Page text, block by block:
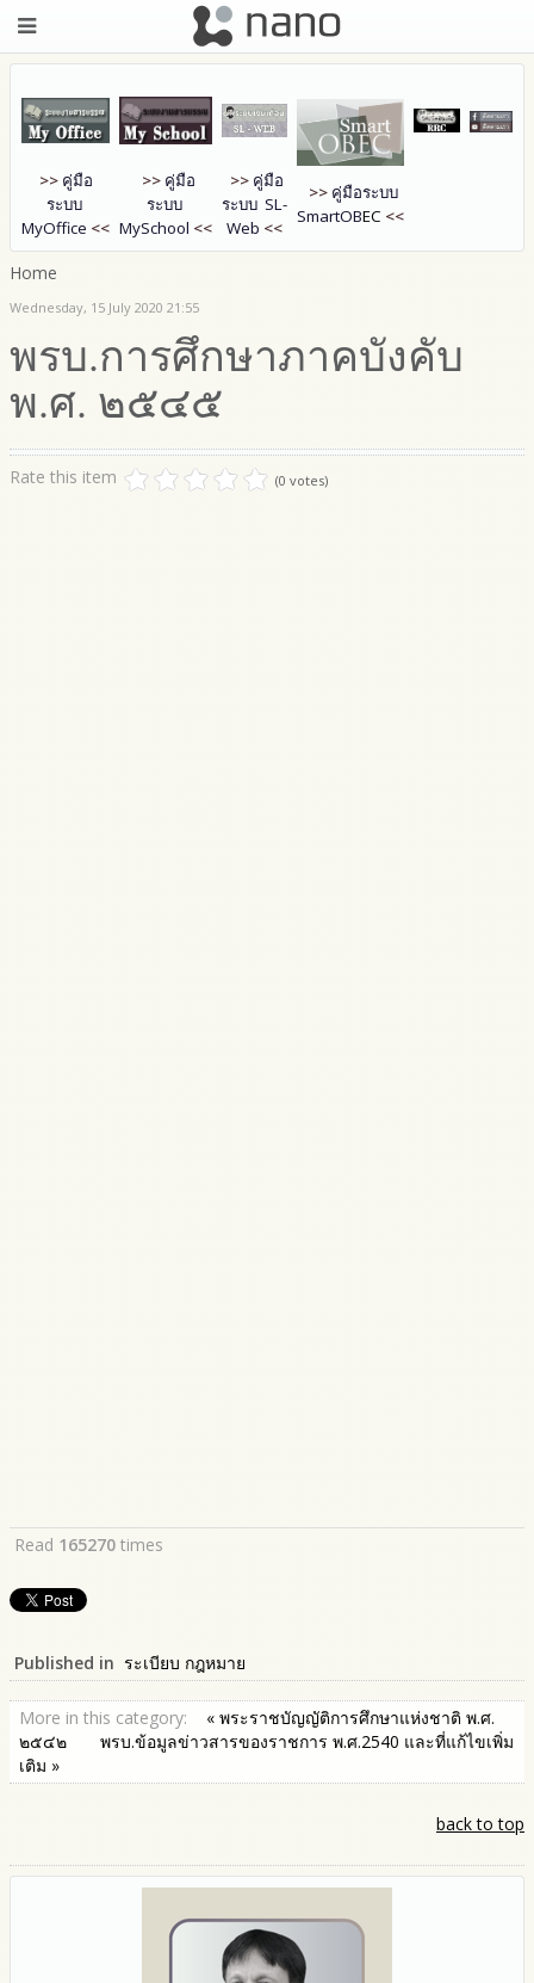
>> คู่มือ
ระบบ
MyOffice <<
>> คู่มือ
ระบบ
MySchool <<
>> คู่มือ
ระบบ SL-
Web <<
>> คู่มือระบบ
SmartOBEC <<
Home
Wednesday, 15 July 2020 21:55
พรบ.การศึกษาภาคบังคับ
พ.ศ. ๒๕๔๕
Rate this item (0 votes)
Read 165270 times
Published in ระเบียบ กฎหมาย
More in this category:
« พระราชบัญญัติการศึกษาแห่งชาติ พ.ศ.
๒๕๔๒
พรบ.ข้อมูลข่าวสารของราชการ พ.ศ.2540 และที่แก้ไขเพิ่ม
เติม »
back to top